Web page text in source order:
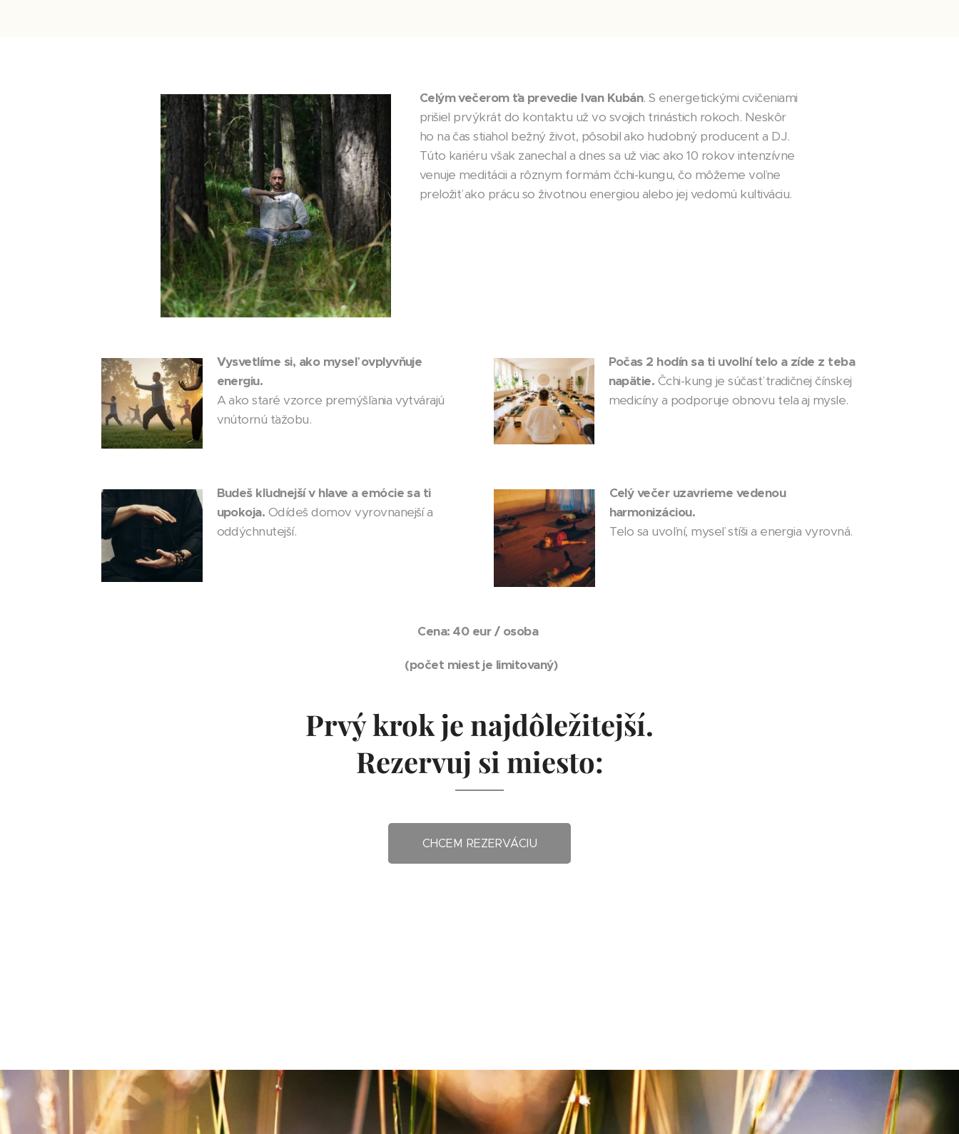
Celým večerom ťa prevedie Ivan Kubán. S energetickými cvičeniami
prišiel prvýkrát do kontaktu už vo svojich trinástich rokoch. Neskôr
ho na čas stiahol bežný život, pôsobil ako hudobný producent a DJ.
Túto kariéru však zanechal a dnes sa už viac ako 10 rokov intenzívne
venuje meditácii a rôznym formám čchi-kungu, čo môžeme voľne
preložiť ako prácu so životnou energiou alebo jej vedomú kultiváciu.
Vysvetlíme si, ako myseľ ovplyvňuje
energiu.
A ako staré vzorce premýšľania vytvárajú
vnútornú ťažobu.
Počas 2 hodín sa ti uvoľní telo a zíde z teba
napätie. Čchi-kung je súčasť tradičnej čínskej
medicíny a podporuje obnovu tela aj mysle.
Budeš kľudnejší v hlave a emócie sa ti
upokoja. Odídeš domov vyrovnanejší a
oddýchnutejší.
Celý večer uzavrieme vedenou
harmonizáciou.
Telo sa uvoľní, myseľ stíši a energia vyrovná.
Cena: 40 eur / osoba
(počet miest je limitovaný)
Prvý krok je najdôležitejší.
Rezervuj si miesto:
CHCEM REZERVÁCIU